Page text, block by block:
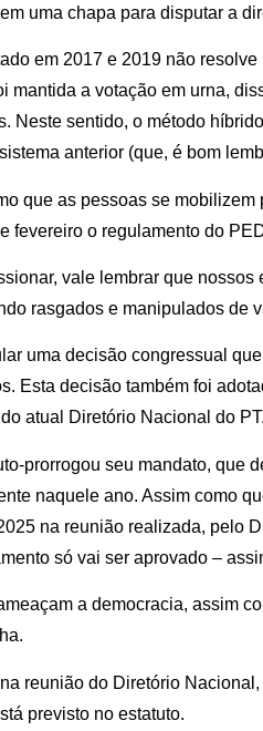
uma chapa para disputar a
em 2017 e 2019 não
mantida a votação em urna,
Neste sentido, o método
anterior (que, é bom
que as pessoas se
fevereiro o regulamento do
vale lembrar que
rasgados e manipulados de
uma decisão congressual
Esta decisão também foi
atual Diretório Nacional do PT.
prorrogou seu mandato, que
naquele ano. Assim como
na reunião realizada, pelo
só vai ser aprovado –
a democracia, assim
reunião do Diretório
previsto no estatuto.